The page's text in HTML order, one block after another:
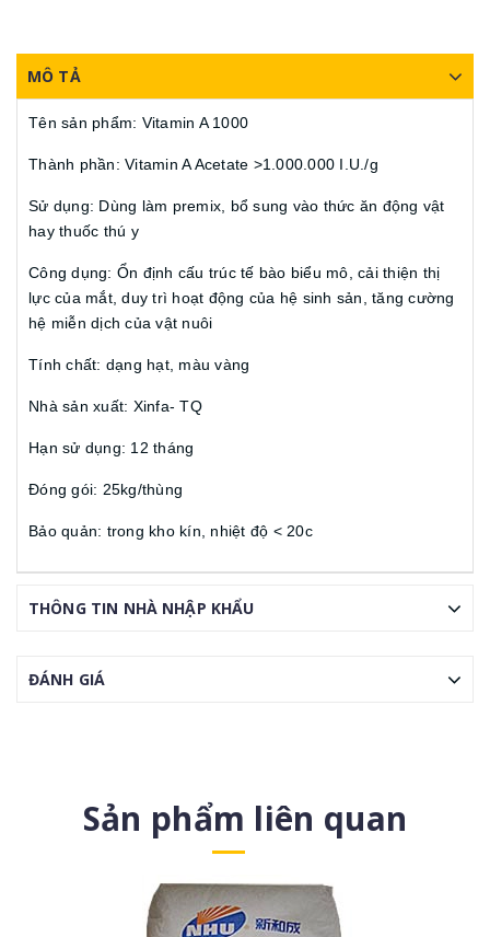
MÔ TẢ
Tên sản phẩm: Vitamin A 1000
Thành phần: Vitamin A Acetate >1.000.000 I.U./g
Sử dụng: Dùng làm premix, bổ sung vào thức ăn động vật
hay thuốc thú y
Công dụng: Ổn định cấu trúc tế bào biểu mô, cải thiện thị
lực của mắt, duy trì hoạt động của hệ sinh sản, tăng cường
hệ miễn dịch của vật nuôi
Tính chất: dạng hạt, màu vàng
Nhà sản xuất: Xinfa- TQ
Hạn sử dụng: 12 tháng
Đóng gói: 25kg/thùng
Bảo quản: trong kho kín, nhiệt độ < 20c
THÔNG TIN NHÀ NHẬP KHẨU
ĐÁNH GIÁ
Sản phẩm liên quan